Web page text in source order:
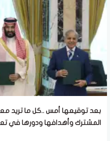
بعد توقيعها أمس ..كل ما تريد
المشترك وأهدافها ودورها في